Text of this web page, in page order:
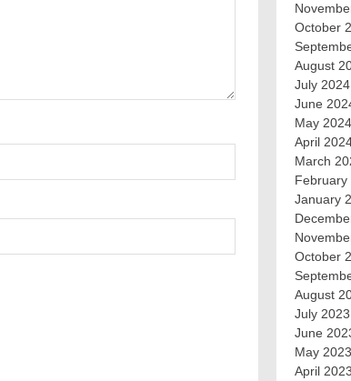
October
August
July 2024
June
May 2024
April
March
February
January
October
August
July 2023
June
May 2023
April 2023